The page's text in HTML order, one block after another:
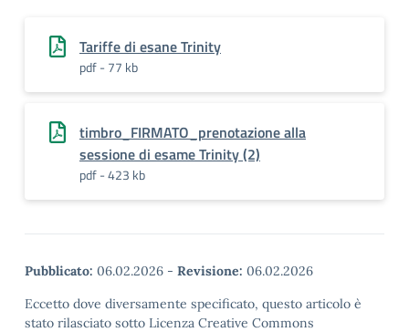
Tariffe di esane Trinity
pdf - 77 kb
timbro_FIRMATO_prenotazione alla
sessione di esame Trinity (2)
pdf - 423 kb
Pubblicato: 06.02.2026 - Revisione: 06.02.2026
Eccetto dove diversamente specificato, questo articolo è
stato rilasciato sotto Licenza Creative Commons